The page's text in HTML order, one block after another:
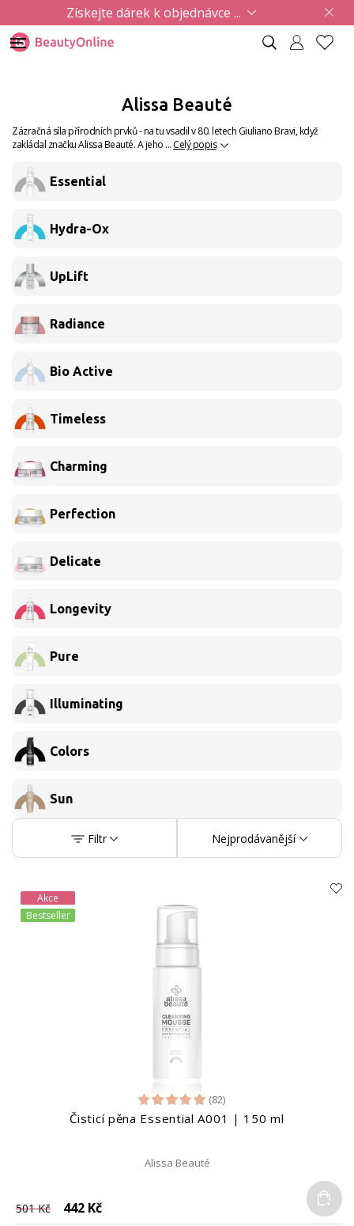
Získejte dárek k objednávce ...
Alissa Beauté
Zázračná síla přírodních prvků - na tu vsadil v 80. letech Giuliano Bravi, když
zakládal značku Alissa Beauté. A jeho ... Celý popis
Essential
Hydra-Ox
UpLift
Radiance
Bio Active
Timeless
Charming
Perfection
Delicate
Longevity
Pure
Illuminating
Colors
Sun
Filtr Nejprodávanější
Akce
Bestseller
(82)
Čisticí pěna Essential A001 | 150 ml
Alissa Beauté
501 Kč 442 Kč